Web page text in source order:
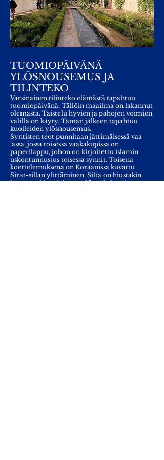
TUOMIOPÄIVÄNÄ
YLÖSNOUSEMUS JA
TILINTEKO
Varsinainen tilinteko elämästä tapahtuu
tuomiopäivänä. Tällöin maailma on lakannut
olemasta. Taistelu hyvien ja pahojen voimien
välillä on käyty. Tämän jälkeen tapahtuu
kuolleiden ylösnousemus.
Syntisten teot punnitaan jättimäisessä vaa
'assa, jossa toisessa vaakakupissa on
paperilappu, johon on kirjoitettu islamin
uskontunnustus toisessa synnit. Toisena
koettelemuksena on Koraanissa kuvattu
Sirat-sillan ylittäminen. Silta on hiustakin
kapeampi ja miekan terää terävämpi.